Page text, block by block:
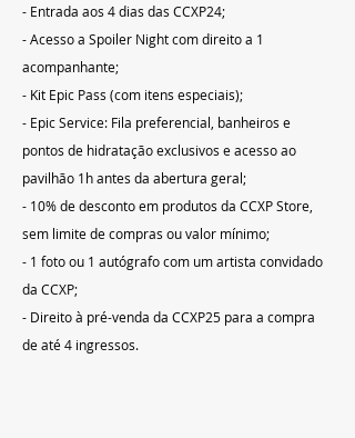
- Entrada aos 4 dias das CCXP24;
- Acesso a Spoiler Night com direito a 1
acompanhante;
- Kit Epic Pass (com itens especiais);
- Epic Service: Fila preferencial, banheiros e
pontos de hidratação exclusivos e acesso ao
pavilhão 1h antes da abertura geral;
- 10% de desconto em produtos da CCXP Store,
sem limite de compras ou valor mínimo;
- 1 foto ou 1 autógrafo com um artista convidado
da CCXP;
- Direito à pré-venda da CCXP25 para a compra
de até 4 ingressos.